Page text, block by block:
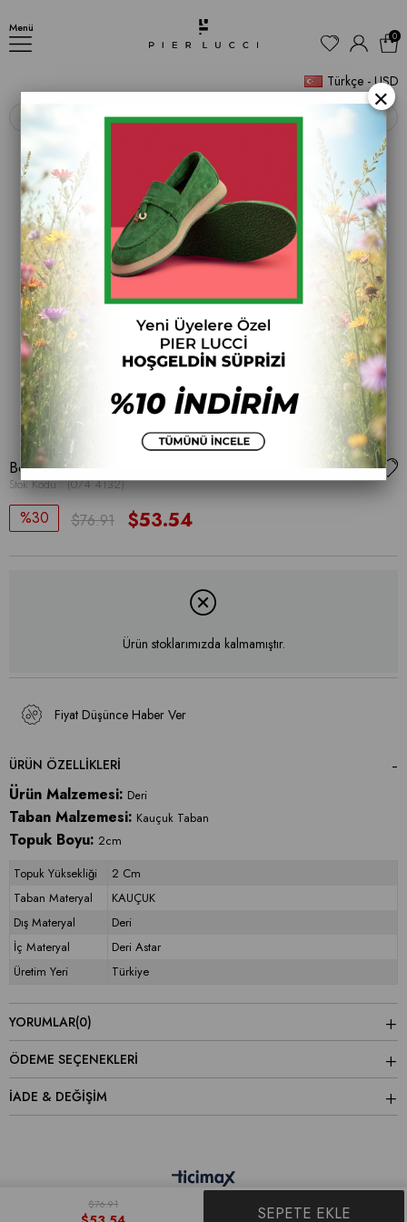
Menü
Türkçe - USD
0
‹ ›
Bordia Kadın Ayakkabı
Stok Kodu (074 4132)
30 $76.91 $53.54
Ürün stoklarımızda kalmamıştır.
Fiyat Düşünce Haber Ver
ÜRÜN ÖZELLIKLERI
Ürün Malzemesi: Deri
Taban Malzemesi: Kauçuk Taban
Topuk Boyu: 2cm
Topuk Yüksekliği
2 Cm
Taban Materyal
KAUÇUK
Dış Materyal
Deri
İç Materyal
Deri Astar
Üretim Yeri
Türkiye
YORUMLAR(0)
ÖDEME SEÇENEKLERI
İADE & DEĞİŞİM
×
$76.91